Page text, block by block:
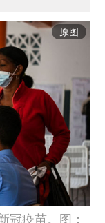
原图
冠疫苗。图：